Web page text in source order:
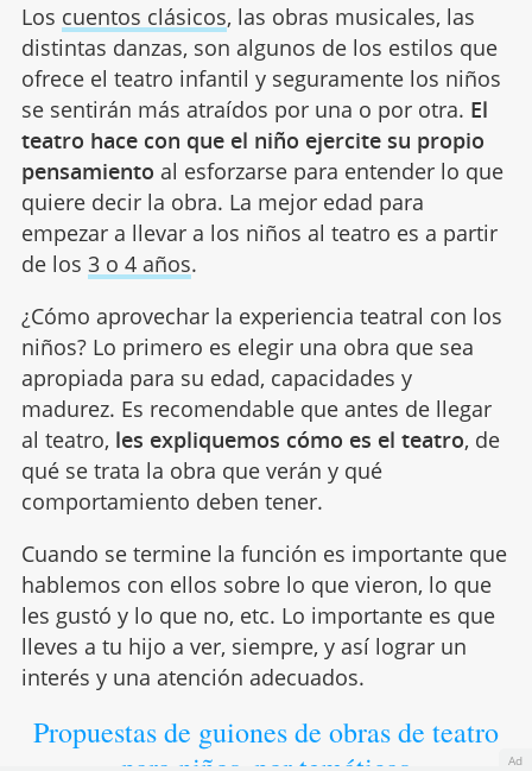
Los cuentos clásicos, las obras musicales, las
distintas danzas, son algunos de los estilos que
ofrece el teatro infantil y seguramente los niños
se sentirán más atraídos por una o por otra. El
teatro hace con que el niño ejercite su propio
pensamiento al esforzarse para entender lo que
quiere decir la obra. La mejor edad para
empezar a llevar a los niños al teatro es a partir
de los 3 o 4 años.
¿Cómo aprovechar la experiencia teatral con los
niños? Lo primero es elegir una obra que sea
apropiada para su edad, capacidades y
madurez. Es recomendable que antes de llegar
al teatro, les expliquemos cómo es el teatro, de
qué se trata la obra que verán y qué
comportamiento deben tener.
Cuando se termine la función es importante que
hablemos con ellos sobre lo que vieron, lo que
les gustó y lo que no, etc. Lo importante es que
lleves a tu hijo a ver, siempre, y así lograr un
interés y una atención adecuados.
Propuestas de guiones de obras de teatro
Ad